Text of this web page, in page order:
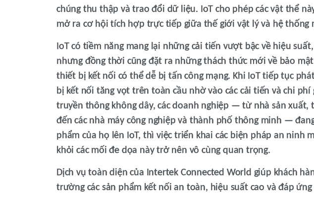
chúng thu thập và trao đổi dữ liệu. IoT cho phép các vật thể
mở ra cơ hội tích hợp trực tiếp giữa thế giới vật lý và hệ thống
IoT có tiềm năng mang lại những cải tiến vượt bậc về hiệu
nhưng đồng thời cũng đặt ra những thách thức mới về bảo
thiết bị kết nối có thể dễ bị tấn công mạng. Khi IoT tiếp tục
bị kết nối tăng vọt trên toàn cầu nhờ vào các cải tiến và chi phí
truyền thông không dây, các doanh nghiệp — từ nhà sản xuất,
đến các nhà máy công nghiệp và thành phố thông minh —
phẩm của họ lên IoT, thì việc triển khai các biện pháp an ninh
khỏi các mối đe dọa này trở nên vô cùng quan trọng.
Dịch vụ toàn diện của Intertek Connected World giúp khách
trường các sản phẩm kết nối an toàn, hiệu suất cao và đáp